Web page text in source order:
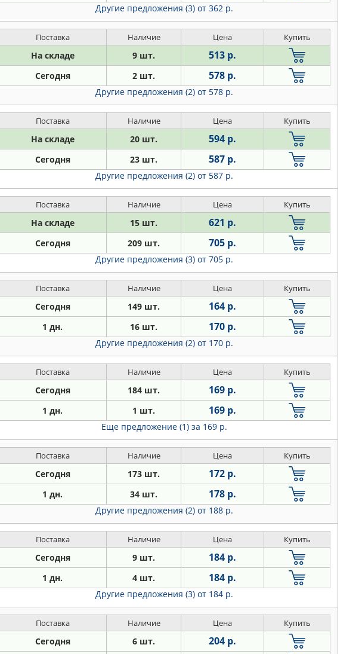
Другие предложения (3) от 362 р.
Поставка Наличие Цена Купить
На складе 9 шт. 513 р.
Сегодня 2 шт. 578 р.
Другие предложения (2) от 578 р.
Поставка Наличие Цена Купить
На складе 20 шт. 594 р.
Сегодня 23 шт. 587 р.
Другие предложения (2) от 587 р.
Поставка Наличие Цена Купить
На складе 15 шт. 621 р.
Сегодня 209 шт. 705 р.
Другие предложения (3) от 705 р.
Поставка Наличие Цена Купить
Сегодня 149 шт. 164 р.
1 дн. 16 шт. 170 р.
Другие предложения (2) от 170 р.
Поставка Наличие Цена Купить
Сегодня 184 шт. 169 р.
1 дн. 1 шт. 169 р.
Еще предложение (1) за 169 р.
Поставка Наличие Цена Купить
Сегодня 173 шт. 172 р.
1 дн. 34 шт. 178 р.
Другие предложения (2) от 188 р.
Поставка Наличие Цена Купить
Сегодня 9 шт. 184 р.
1 дн. 4 шт. 184 р.
Другие предложения (3) от 184 р.
Поставка Наличие Цена Купить
Сегодня 6 шт. 204 р.